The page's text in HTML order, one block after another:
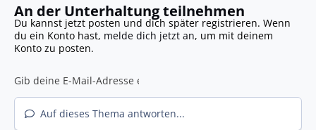
An der Unterhaltung teilnehmen
Du kannst jetzt posten und dich später registrieren. Wenn
du ein Konto hast, melde dich jetzt an, um mit deinem
Konto zu posten.
Auf dieses Thema antworten...